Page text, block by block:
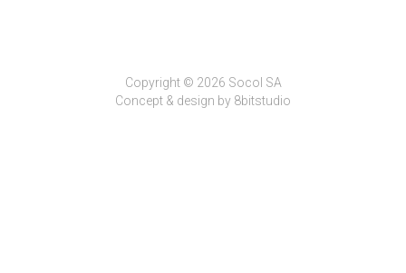
Copyright © 2026 Socol SA
Concept & design by 8bitstudio